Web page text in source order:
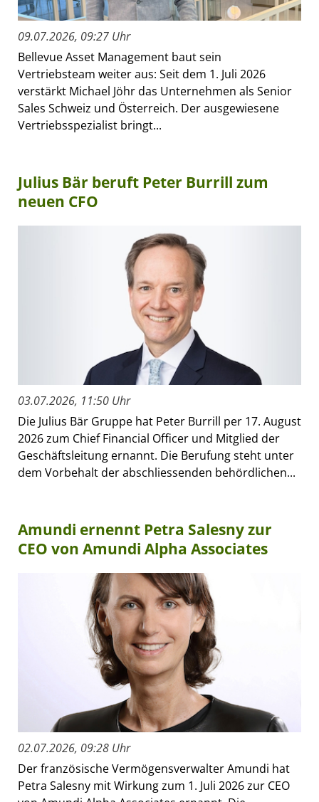
09.07.2026, 09:27 Uhr
Bellevue Asset Management baut sein
Vertriebsteam weiter aus: Seit dem 1. Juli 2026
verstärkt Michael Jöhr das Unternehmen als Senior
Sales Schweiz und Österreich. Der ausgewiesene
Vertriebsspezialist bringt...
Julius Bär beruft Peter Burrill zum
neuen CFO
03.07.2026, 11:50 Uhr
Die Julius Bär Gruppe hat Peter Burrill per 17. August
2026 zum Chief Financial Officer und Mitglied der
Geschäftsleitung ernannt. Die Berufung steht unter
dem Vorbehalt der abschliessenden behördlichen...
Amundi ernennt Petra Salesny zur
CEO von Amundi Alpha Associates
02.07.2026, 09:28 Uhr
Der französische Vermögensverwalter Amundi hat
Petra Salesny mit Wirkung zum 1. Juli 2026 zur CEO